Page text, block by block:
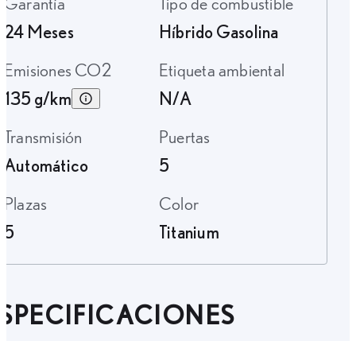
24 Meses
Híbrido Gasolina
Emisiones CO2
135 g/km
Etiqueta ambiental
N/A
Transmisión
Automático
Puertas
5
Plazas
5
Color
Titanium